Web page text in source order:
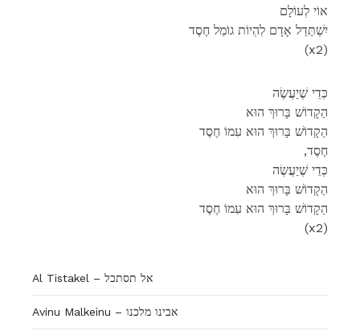
אוֹי לְעוֹלָם
יִשְׁתַּדֵל ‏אָדָם לִהְיוֹת גוֹמֵל חֶסֶד
(x2)
כְּדֵי שֶׁיַעֲשֶׂה
הַקָדוֹשׁ בָּרוּךְ הוּא
הַקָדוֹשׁ בָּרוּךְ הוּא עִמוֹ חֶסֶד
,חֶסֶד
כְּדֵי שֶׁיַעֲשֶׂה
הַקָדוֹשׁ בָּרוּךְ הוּא
הַקָדוֹשׁ בָּרוּךְ הוּא עִמוֹ חֶסֶד
(x2)
Al Tistakel – אל תסתכל
Avinu Malkeinu – אבינו מלכנו